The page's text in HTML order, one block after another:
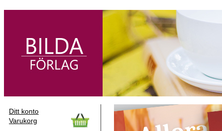
Ditt konto
Varukorg